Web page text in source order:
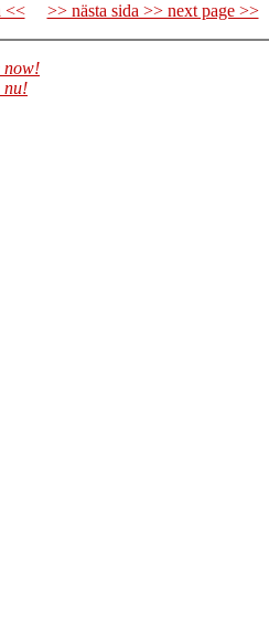
<< >> nästa sida >> next page >>
now!
nu!